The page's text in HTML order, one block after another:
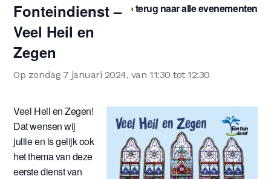
‹ terug naar alle evenementen
Fonteindienst –
Veel Heil en
Zegen
Op zondag 7 januari 2024, van 11:30 tot 12:30
Veel Heil en Zegen!
Dat wensen wij
jullie en is gelijk ook
het thema van deze
eerste dienst van